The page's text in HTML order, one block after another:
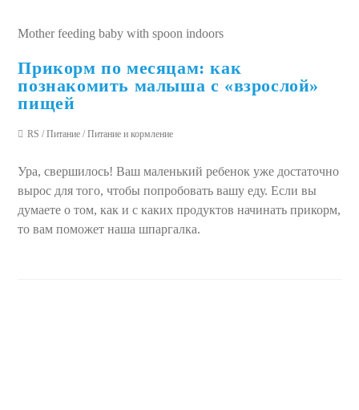
Mother feeding baby with spoon indoors
Прикорм по месяцам: как
познакомить малыша с «взрослой»
пищей
RS / Питание / Питание и кормление
Ура, свершилось! Ваш маленький ребенок уже достаточно
вырос для того, чтобы попробовать вашу еду. Если вы
думаете о том, как и с каких продуктов начинать прикорм,
то вам поможет наша шпаргалка.